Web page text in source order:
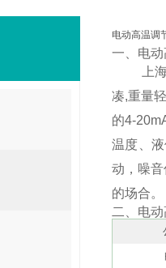
电动高温调
一、电
上海禹
凑,重量
的4-
温度、
动，噪
的场合
二、电